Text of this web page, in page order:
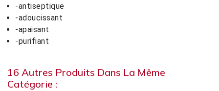
-antiseptique
-adoucissant
-apaisant
-purifiant
16 Autres Produits Dans La Même
Catégorie :